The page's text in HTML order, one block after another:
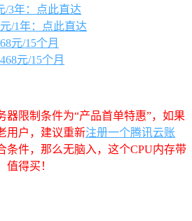
/3年：点此直达
/1年：点此直达
元/15个月
元/15个月
器限制条件为“产品首单特惠”，如果
用户，建议重新注册一个腾讯云账
条件，那么无脑入，这个CPU内存带
值得买！